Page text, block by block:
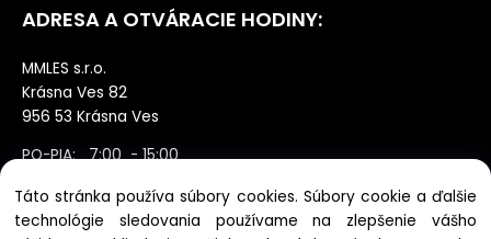
ADRESA A OTVÁRACIE HODINY:
MMLES s.r.o.
Krásna Ves 82
956 53 Krásna Ves
PO-PIA: 7:00 - 15:00
zatvorené
Táto stránka používa súbory cookies. Súbory cookie a ďalšie
technológie sledovania používame na zlepšenie vášho